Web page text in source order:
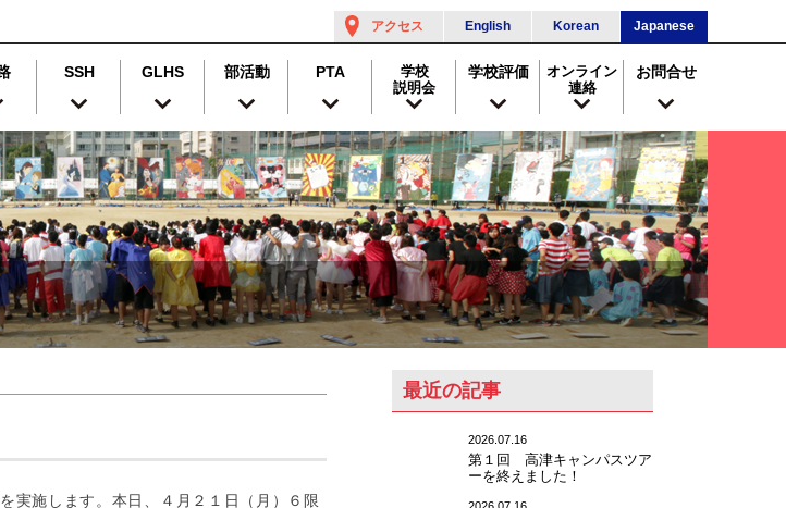
アクセス English Korean Japanese
SSH GLHS 部活動 PTA
学校
説明会
学校評価
オンライン
連絡
お問合せ
実施します。本日、４月２１日（月）６限
最近の記事
2026.07.16
第１回 高津キャンパスツア
ーを終えました！